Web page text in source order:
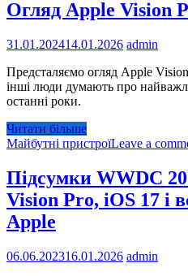
Огляд Apple Vision
31.01.202414.01.2026 admin
Предсталяємо огляд Apple
інші люди думають про
останні роки.
Читати більше
Майбутні пристроїLeave a
Підсумки WWDC
Vision Pro, iOS 17 і
Apple
06.06.202316.01.2026 admin